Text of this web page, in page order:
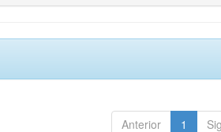
Anterior 1